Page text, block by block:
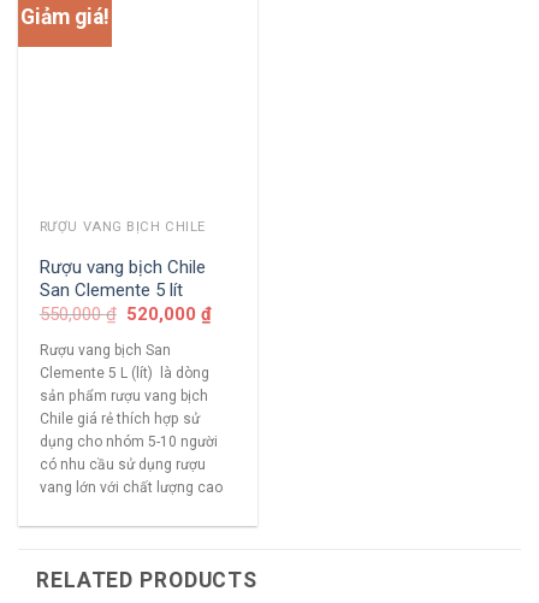
Giảm giá!
RƯỢU VANG BỊCH CHILE
Rượu vang bịch Chile
San Clemente 5 lít
550,000₫ 520,000₫
Rượu vang bịch San
Clemente 5 L (lít) là dòng
sản phẩm rượu vang bịch
Chile giá rẻ thích hợp sử
dụng cho nhóm 5-10 người
có nhu cầu sử dụng rượu
vang lớn với chất lượng cao
RELATED PRODUCTS